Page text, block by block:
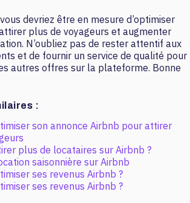
devriez être en mesure d’optimiser
plus de voyageurs et augmenter
N’oubliez pas de rester attentif aux
et de fournir un service de qualité pour
autres offres sur la plateforme. Bonne
:
son annonce Airbnb pour attirer
plus de locataires sur Airbnb ?
saisonnière sur Airbnb
ses revenus Airbnb ?
ses revenus Airbnb ?